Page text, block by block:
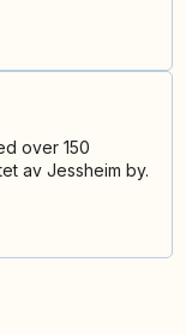
over 150
av Jessheim by.